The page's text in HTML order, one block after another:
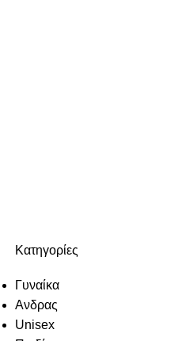
Κατηγορίες
Γυναίκα
Ανδρας
Unisex